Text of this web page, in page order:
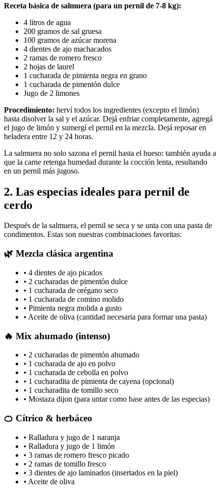
Receta básica de salmuera (para un pernil de 7-8 kg):
4 litros de agua
200 gramos de sal gruesa
100 gramos de azúcar morena
4 dientes de ajo machacados
2 ramas de romero fresco
2 hojas de laurel
1 cucharada de pimienta negra en grano
1 cucharada de pimentón dulce
Jugo de 2 limones
Procedimiento: herví todos los ingredientes (excepto el limón)
hasta disolver la sal y el azúcar. Dejá enfriar completamente, agregá
el jugo de limón y sumergí el pernil en la mezcla. Dejá reposar en
heladera entre 12 y 24 horas.
La salmuera no solo sazona el pernil hasta el hueso: también ayuda a
que la carne retenga humedad durante la cocción lenta, resultando
en un pernil más jugoso.
2. Las especias ideales para pernil de
cerdo
Después de la salmuera, el pernil se seca y se unta con una pasta de
condimentos. Estas son nuestras combinaciones favoritas:
🌿 Mezcla clásica argentina
• 4 dientes de ajo picados
• 2 cucharadas de pimentón dulce
• 1 cucharada de orégano seco
• 1 cucharada de comino molido
• Pimienta negra molida a gusto
• Aceite de oliva (cantidad necesaria para formar una pasta)
🔥 Mix ahumado (intenso)
• 2 cucharadas de pimentón ahumado
• 1 cucharada de ajo en polvo
• 1 cucharada de cebolla en polvo
• 1 cucharadita de pimienta de cayena (opcional)
• 1 cucharadita de tomillo seco
• Mostaza dijon (para untar como base antes de las especias)
🍊 Cítrico & herbáceo
• Ralladura y jugo de 1 naranja
• Ralladura y jugo de 1 limón
• 3 ramas de romero fresco picado
• 2 ramas de tomillo fresco
• 3 dientes de ajo laminados (insertados en la piel)
• Aceite de oliva